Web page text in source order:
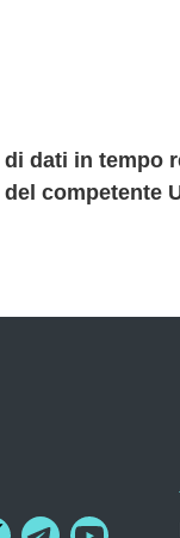
dati in
competente